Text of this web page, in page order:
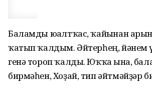
Баламды юғалтҡас, ҡайғынан
ҡатып ҡалдым. Әйтерһең, йәнем
генә тороп ҡалды. Юҡҡа ғына,
бирмәһен, Хоҙай, тип әйтмәйҙәр